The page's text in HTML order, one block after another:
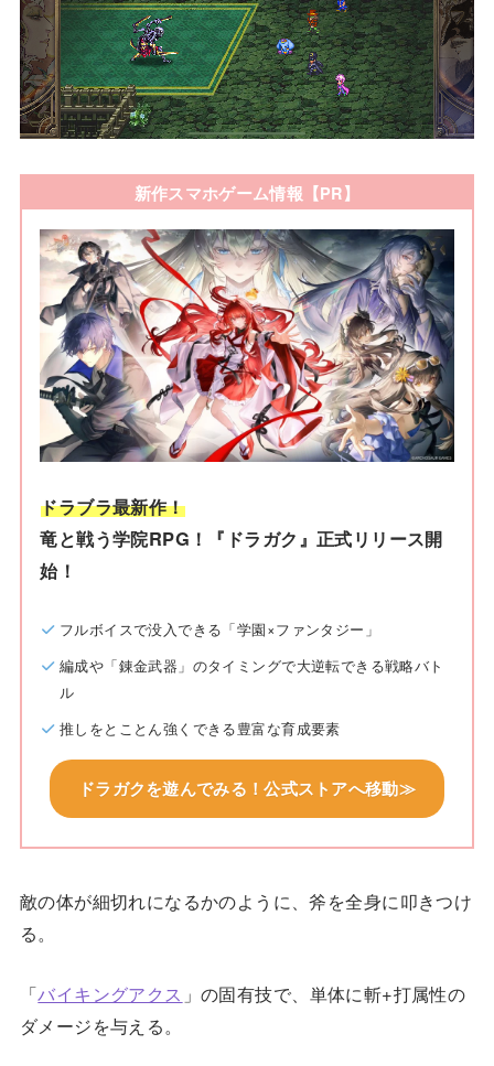
新作スマホゲーム情報【PR】
ドラブラ最新作！
竜と戦う学院RPG！『ドラガク』正式リリース開
始！
フルボイスで没入できる「学園×ファンタジー」
編成や「錬金武器」のタイミングで大逆転できる戦略バト
ル
推しをとことん強くできる豊富な育成要素
ドラガクを遊んでみる！公式ストアへ移動≫
敵の体が細切れになるかのように、斧を全身に叩きつけ
る。
「バイキングアクス 」の固有技で、単体に斬+打属性の
ダメージを与える。